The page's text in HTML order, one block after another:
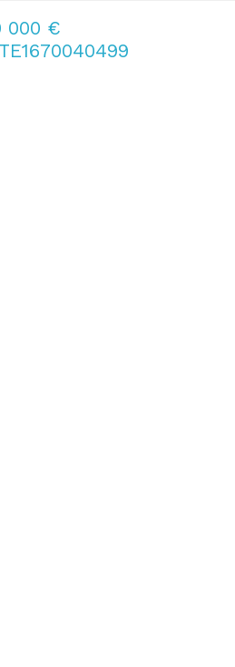
000 €